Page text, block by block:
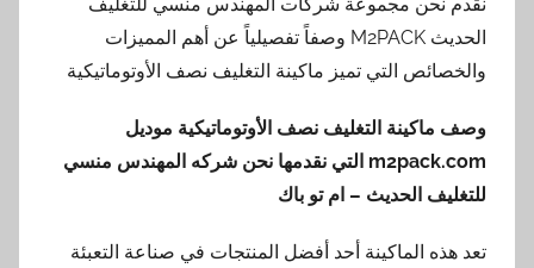
نقدم نحن مجموعة شركات المهندس منسي للتغليف
الحديث M2PACK وصفاً تفصيلياً عن أهم المميزات
والخصائص التي تميز ماكينة التغليف نصف الأوتوماتيكية
وصف ماكينة التغليف نصف الأوتوماتيكية موديل
m2pack.com التي نقدمها نحن شركه المهندس منسي
للتغليف الحديث – ام تو باك
تعد هذه الماكينة أحد أفضل المنتجات في صناعة التعبئة